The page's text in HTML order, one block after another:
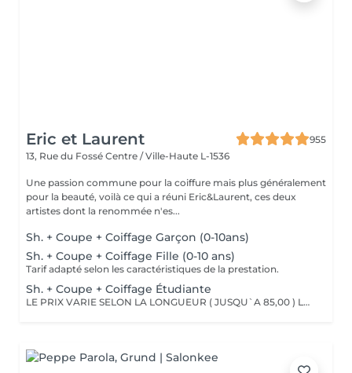
Eric et Laurent
955
13, Rue du Fossé Centre / Ville-Haute L-1536
Une passion commune pour la coiffure mais plus généralement
pour la beauté, voilà ce qui a réuni Eric&Laurent, ces deux
artistes dont la renommée n'es...
Sh. + Coupe + Coiffage Garçon (0-10ans)
Sh. + Coupe + Coiffage Fille (0-10 ans)
Tarif adapté selon les caractéristiques de la prestation.
Sh. + Coupe + Coiffage Étudiante
LE PRIX VARIE SELON LA LONGUEUR ( JUSQU`A 85,00 ) Les remises sont valables uniquement mardi-mercredi-jeudi sur les prestations couleur, toner et balayage (-10%)